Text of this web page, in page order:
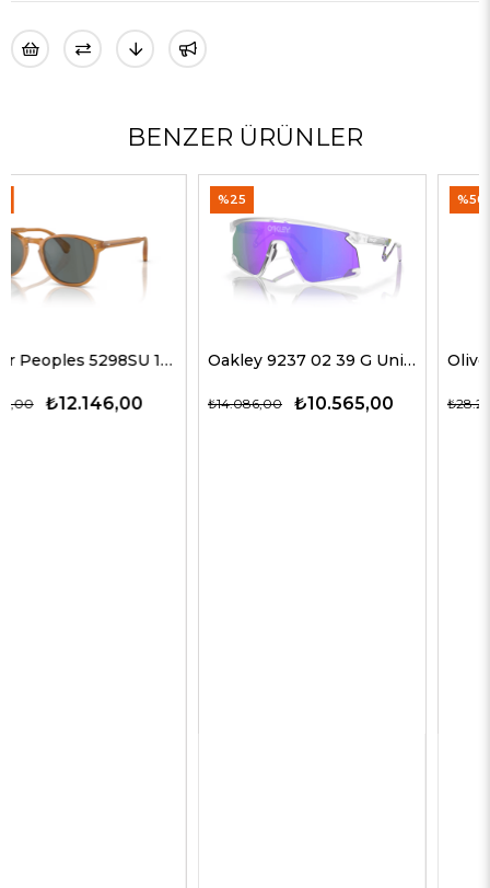
BENZER ÜRÜNLER
Oakley 9237 02 39 G Unisex Güneş Gözlükleri
₺10.565,00
₺14.086,00
Oliver Peoples 5514SU 1678C5 51 G Unisex Güneş Gözlükleri
₺14.143,00
₺28.285,00